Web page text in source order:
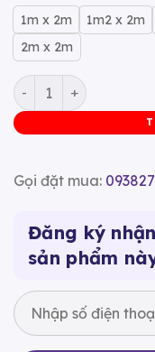
1m x 2m 1m2 x 2m
2m x 2m
Nệm Topper
Gọi đặt mua:
Đăng ký
sản phẩm